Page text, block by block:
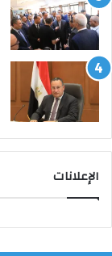
الإعلانات